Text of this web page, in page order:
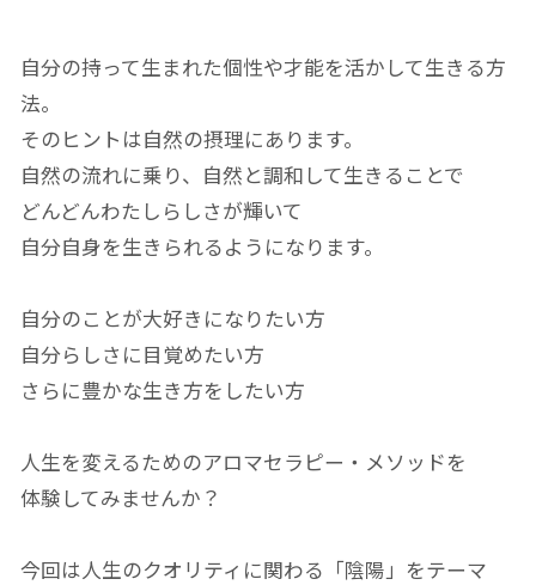
自分の持って生まれた個性や才能を活かして生きる方
法。
そのヒントは自然の摂理にあります。
自然の流れに乗り、自然と調和して生きることで
どんどんわたしらしさが輝いて
自分自身を生きられるようになります。
自分のことが大好きになりたい方
自分らしさに目覚めたい方
さらに豊かな生き方をしたい方
人生を変えるためのアロマセラピー・メソッドを
体験してみませんか？
今回は人生のクオリティに関わる「陰陽」をテーマ